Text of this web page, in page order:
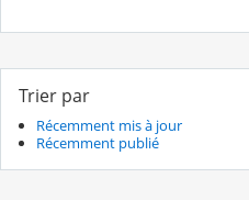
Trier par
Récemment mis à jour
Récemment publié